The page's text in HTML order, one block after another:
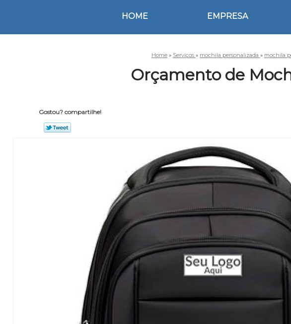
HOME EMPRESA
Home » Serviços » mochila personalizada » mochila
Orçamento de
Gostou? compartilhe!